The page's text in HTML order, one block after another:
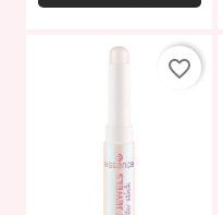
favorite_border